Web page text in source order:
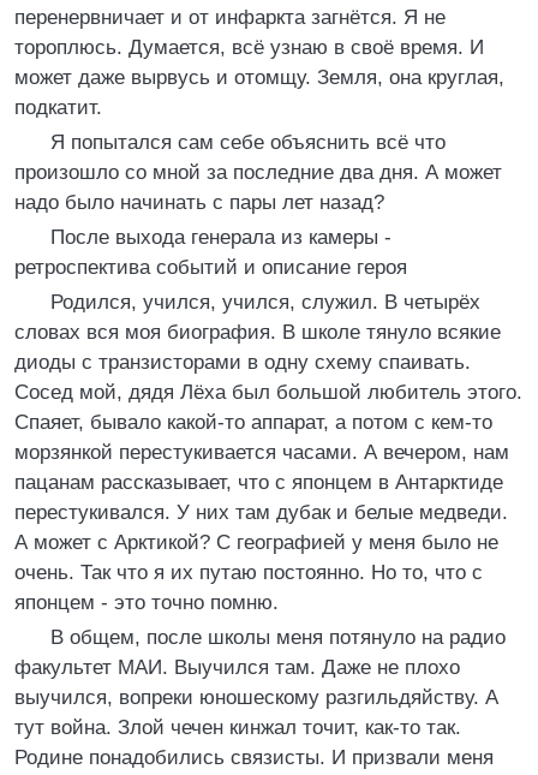
перенервничает и от инфаркта загнётся. Я не
тороплюсь. Думается, всё узнаю в своё время. И
может даже вырвусь и отомщу. Земля, она круглая,
подкатит.
Я попытался сам себе объяснить всё что
произошло со мной за последние два дня. А может
надо было начинать с пары лет назад?
После выхода генерала из камеры -
ретроспектива событий и описание героя
Родился, учился, учился, служил. В четырёх
словах вся моя биография. В школе тянуло всякие
диоды с транзисторами в одну схему спаивать.
Сосед мой, дядя Лёха был большой любитель этого.
Спаяет, бывало какой-то аппарат, а потом с кем-то
морзянкой перестукивается часами. А вечером, нам
пацанам рассказывает, что с японцем в Антарктиде
перестукивался. У них там дубак и белые медведи.
А может с Арктикой? С географией у меня было не
очень. Так что я их путаю постоянно. Но то, что с
японцем - это точно помню.
В общем, после школы меня потянуло на радио
факультет МАИ. Выучился там. Даже не плохо
выучился, вопреки юношескому разгильдяйству. А
тут война. Злой чечен кинжал точит, как-то так.
Родине понадобились связисты. И призвали меня